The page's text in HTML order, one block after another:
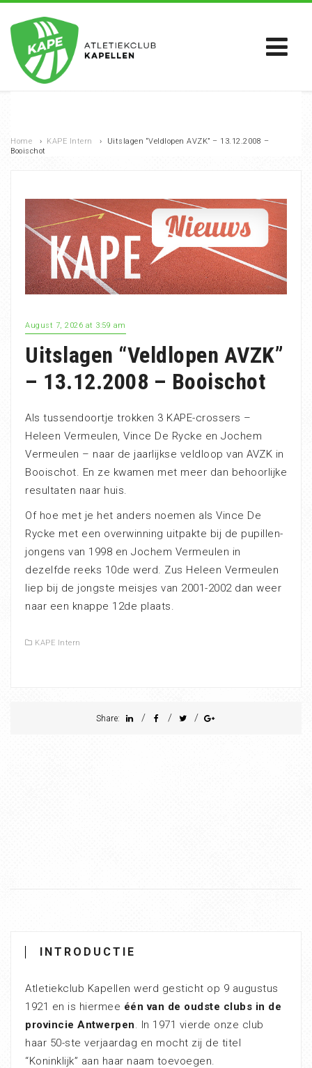
Home › KAPE Intern ›
Uitslagen “Veldlopen AVZK” – 13.12.2008 –
Booischot
August 7, 2026 at 3:59 am
Uitslagen “Veldlopen AVZK”
– 13.12.2008 – Booischot
Als tussendoortje trokken 3 KAPE-crossers –
Heleen Vermeulen, Vince De Rycke en Jochem
Vermeulen – naar de jaarlijkse veldloop van AVZK in
Booischot. En ze kwamen met meer dan behoorlijke
resultaten naar huis.
Of hoe met je het anders noemen als Vince De
Rycke met een overwinning uitpakte bij de pupillen-
jongens van 1998 en Jochem Vermeulen in
dezelfde reeks 10de werd. Zus Heleen Vermeulen
liep bij de jongste meisjes van 2001-2002 dan weer
naar een knappe 12de plaats.
KAPE Intern
Share: / / /
INTRODUCTIE
Atletiekclub Kapellen werd gesticht op 9 augustus
1921 en is hiermee één van de oudste clubs in de
provincie Antwerpen. In 1971 vierde onze club
haar 50-ste verjaardag en mocht zij de titel
“Koninklijk” aan haar naam toevoegen.